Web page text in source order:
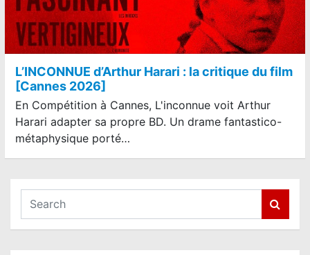
L’INCONNUE d’Arthur Harari : la critique du film
[Cannes 2026]
En Compétition à Cannes, L'inconnue voit Arthur
Harari adapter sa propre BD. Un drame fantastico-
métaphysique porté…
a